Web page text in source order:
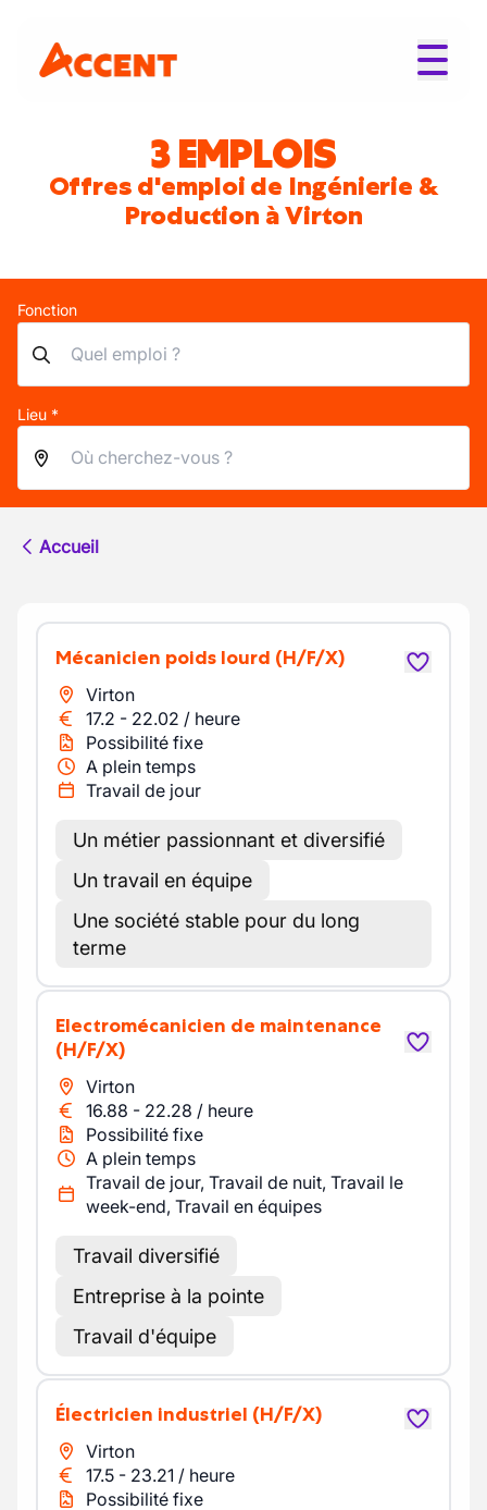
3 EMPLOIS
Offres d'emploi de Ingénierie &
Production à Virton
Fonction
Lieu *
Accueil
Mécanicien poids lourd (H/F/X)
Virton
17.2 - 22.02 / heure
Possibilité fixe
A plein temps
Travail de jour
Un métier passionnant et diversifié
Un travail en équipe
Une société stable pour du long
terme
Electromécanicien de maintenance
(H/F/X)
Virton
16.88 - 22.28 / heure
Possibilité fixe
A plein temps
Travail de jour, Travail de nuit, Travail le
week-end, Travail en équipes
Travail diversifié
Entreprise à la pointe
Travail d'équipe
Électricien industriel (H/F/X)
Virton
17.5 - 23.21 / heure
Possibilité fixe